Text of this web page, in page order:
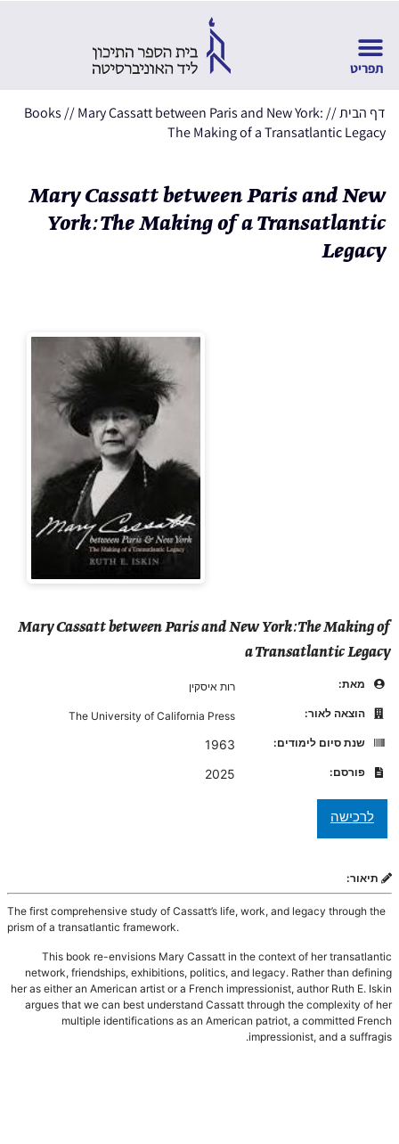
דף הבית//
Books //Mary Cassatt between Paris and New York:
The Making of a Transatlantic Legacy
Mary Cassatt between Paris and New
York: The Making of a Transatlantic
Legacy
Mary Cassatt between Paris and New York: The Making of
a Transatlantic Legacy
מאת:
רות איסקין
הוצאה לאור:
The University of California Press
שנת סיום לימודים:
1963
פורסם: 2025
תיאור:
The first comprehensive study of Cassatt’s life, work, and legacy through the
prism of a transatlantic framework.
This book re-envisions Mary Cassatt in the context of her transatlantic
network, friendships, exhibitions, politics, and legacy. Rather than defining
her as either an American artist or a French impressionist, author Ruth E. Iskin
argues that we can best understand Cassatt through the complexity of her
multiple identifications as an American patriot, a committed French
impressionist, and a suffragis.